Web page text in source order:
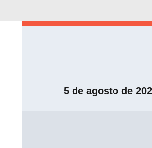
5 de agosto de